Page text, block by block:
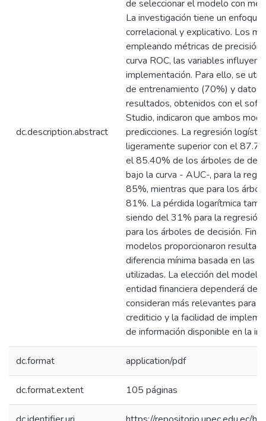
dc.description.abstract
de seleccionar el modelo con
La investigación tiene un
correlacional y explicativo. Los
empleando métricas de
curva ROC, las variables
implementación. Para ello, se
de entrenamiento (70%) y datos
resultados, obtenidos con el
Studio, indicaron que ambos
predicciones. La regresión
ligeramente superior con el
el 85.40% de los árboles de
bajo la curva - AUC-, para la
85%, mientras que para los
81%. La pérdida logarítmica
siendo del 31% para la
para los árboles de decisión.
modelos proporcionaron
diferencia mínima basada en las
utilizadas. La elección del modelo
entidad financiera dependerá de
consideran más relevantes para
crediticio y la facilidad de
de información disponible en la
dc.format application/pdf
dc.format.extent 105 páginas